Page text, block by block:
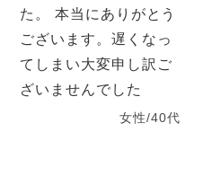
た。 本当にありがとう
ございます。遅くなっ
てしまい大変申し訳ご
ざいませんでした
女性/40代